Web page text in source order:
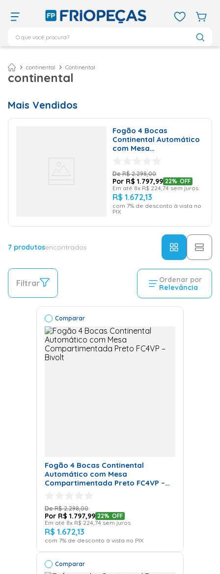
continental Continental
continental
Mais Vendidos
Fogão 4 Bocas
Continental Automático
com Mesa
R$ 2.298,00
R$ 1.797,99 22% OFF
Em até 8x R$ 224,74 sem juros
R$ 1.672,13
com 7% de desconto à vista no
PIX
7 produtosencontrados
Filtrar
Ordenar por
Relevância
Comparar
Fogão 4 Bocas Continental
Automático com Mesa
Compartimentada Preto FC4VP –
R$ 2.298,00
R$ 1.797,99 22% OFF
Em até 8x R$ 224,74 sem juros
R$ 1.672,13
com 7% de desconto à vista no PIX
Comparar
2 º ar condicionado 9000
4º ar condicionado 18000
midea